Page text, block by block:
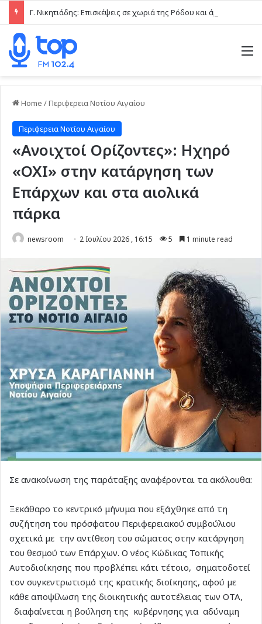
Home /Περιφερεια Νοτίου Αιγαίου
Περιφερεια Νοτίου Αιγαίου
«Ανοιχτοί Ορίζοντες»: Ηχηρό
«ΟΧΙ» στην κατάργηση των
Επάρχων και στα αιολικά
πάρκα
newsroom 2 Ιουλίου 2026 , 16:15 5 1 minute read
Σε ανακοίνωση της παράταξης αναφέρονται τα ακόλουθα:
Ξεκάθαρο το κεντρικό μήνυμα που εξάχθηκε από τη
συζήτηση του πρόσφατου Περιφερειακού συμβούλιου
σχετικά με την αντίθεση του σώματος στην κατάργηση
του θεσμού των Επάρχων. Ο νέος Κώδικας Τοπικής
Αυτοδιοίκησης που προβλέπει κάτι τέτοιο, σηματοδοτεί
τον συγκεντρωτισμό της κρατικής διοίκησης, αφού με
κάθε αποψίλωση της διοικητικής αυτοτέλειας των ΟΤΑ,
διαφαίνεται η βούληση της κυβέρνησης για αδύναμη